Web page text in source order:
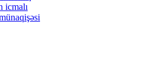
icmalı